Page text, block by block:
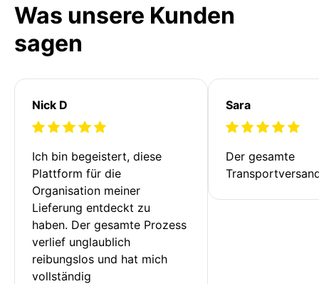
Was unsere Kunden
sagen
Nick D
Ich bin begeistert, diese
Plattform für die
Organisation meiner
Lieferung entdeckt zu
haben. Der gesamte Prozess
verlief unglaublich
reibungslos und hat mich
vollständig
Sara
Der gesamte